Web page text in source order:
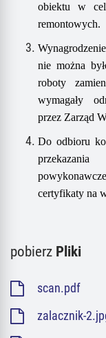
obiektu w
remontowych.
nie można
roboty
wymagały
przez Zarząd
Do odbioru
certyfikaty na
pobierz Pliki
scan.pdf
zalacznik-